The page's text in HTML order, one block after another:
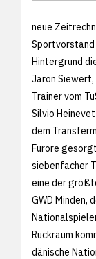
neue
Hintergrund
Jaron
Trainer vom
Silvio
dem
Furore
siebenfacher
eine der
GWD Minden,
Rückraum
dänische